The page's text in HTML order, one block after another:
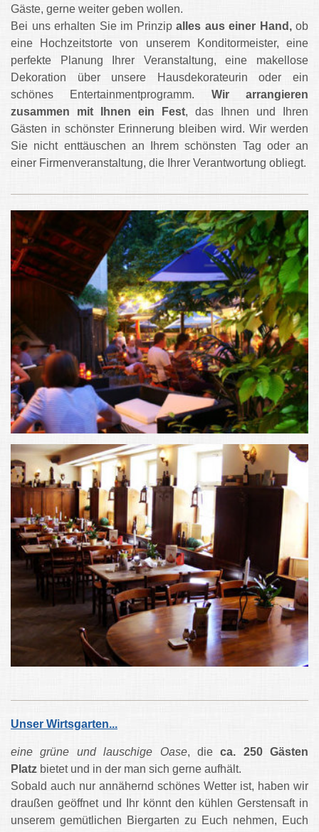
Gäste, gerne weiter geben wollen.
Bei uns erhalten Sie im Prinzip alles aus einer Hand,ob
eine Hochzeitstorte von unserem Konditormeister, eine
perfekte Planung Ihrer Veranstaltung, eine makellose
Dekoration über unsere Hausdekorateurin oder ein
schönes Entertainmentprogramm. Wir arrangieren
zusammen mit Ihnen ein Fest, das Ihnen und Ihren
Gästen in schönster Erinnerung bleiben wird. Wir werden
Sie nicht enttäuschen an Ihrem schönsten Tag oder an
einer Firmenveranstaltung, die Ihrer Verantwortung obliegt.
Unser Wirtsgarten...
eine grüne und lauschige Oase, dieca. 250 Gästen
Platz bietet und in der man sich gerne aufhält.
Sobald auch nur annähernd schönes Wetter ist, haben wir
draußen geöffnet und Ihr könnt den kühlen Gerstensaft in
unserem gemütlichen Biergarten zu Euch nehmen, Euch